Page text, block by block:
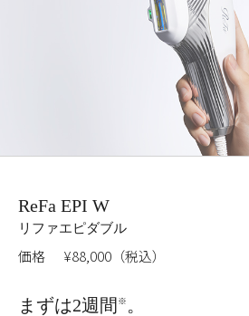
ReFa EPI W
リファエピダブル
価格 ¥88,000（税込）
まずは2週間※ 。